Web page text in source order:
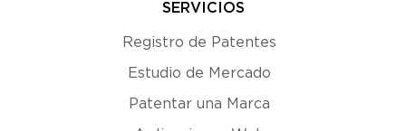
SERVICIOS
Registro de Patentes
Estudio de Mercado
Patentar una Marca